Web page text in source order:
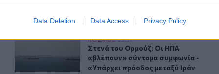
Data Deletion Data Access Privacy Policy
να παίξει στο... WNBA
δηλώνει υποψήφιος να παίξει στο... WNBA
Στενά του Ορμούζ: Οι ΗΠΑ «βλέπουν» σύντομα
ΚΟΣΜΟΣ 23:31
Στενά του Ορμούζ: Οι ΗΠΑ
Στενά του Ορμούζ: Οι ΗΠΑ
«βλέπουν» σύντομα συμφωνία -
«Υπάρχει πρόοδος μεταξύ Ιράν